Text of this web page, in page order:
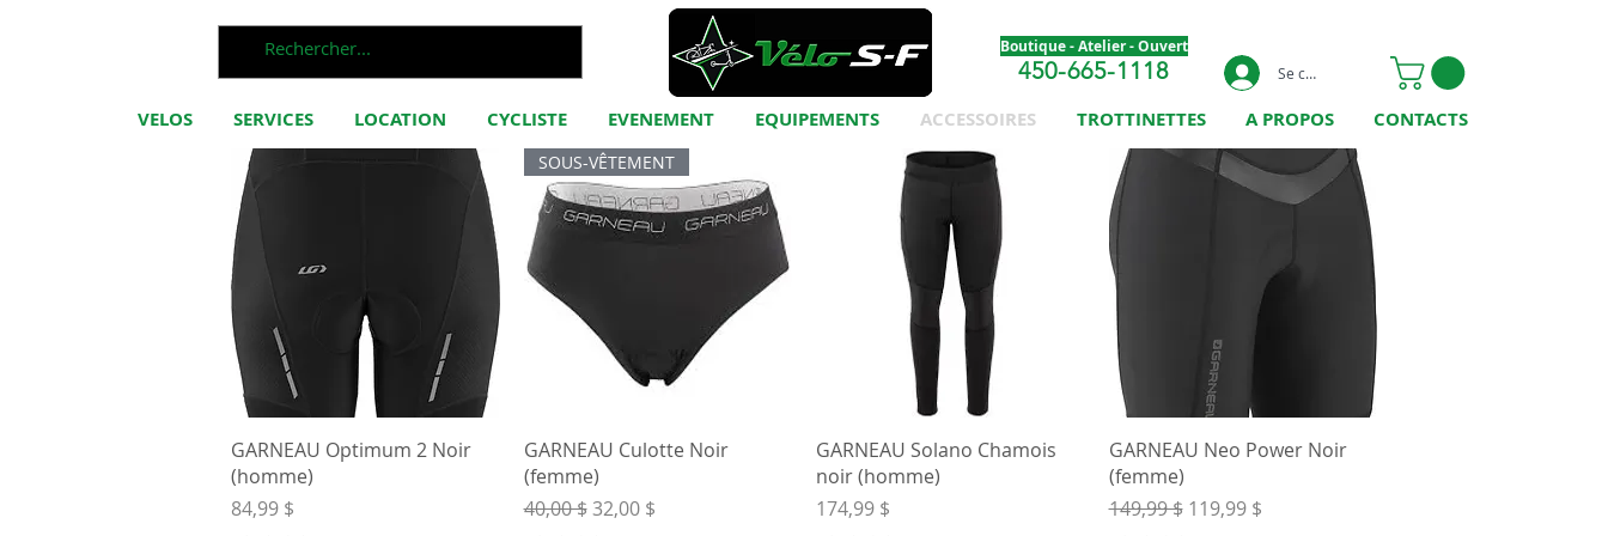
Boutique - Atelier - Ouvert
450-665-1118 Se connecter
VELOS SERVICES LOCATION CYCLISTE EVENEMENT EQUIPEMENTS ACCESSOIRES TROTTINETTES A PROPOS CONTACTS
Aperçu rapide
GARNEAU Optimum 2 Noir
(homme)
Prix
84,99 $
Aperçu rapide
SOUS-VÊTEMENT
GARNEAU Culotte Noir
(femme)
Prix original
40,00 $ Prix promotionnel
32,00 $
Aperçu rapide
GARNEAU Solano Chamois
noir (homme)
Prix
174,99 $
Aperçu rapide
GARNEAU Neo Power Noir
(femme)
Prix original
149,99 $ Prix promotionnel
119,99 $